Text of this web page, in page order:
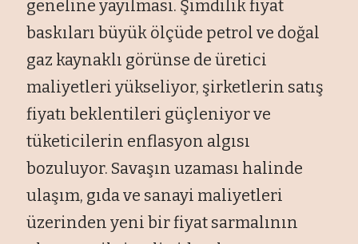
geneline yayılması. Şimdilik fiyat
baskıları büyük ölçüde petrol ve doğal
gaz kaynaklı görünse de üretici
maliyetleri yükseliyor, şirketlerin satış
fiyatı beklentileri güçleniyor ve
tüketicilerin enflasyon algısı
bozuluyor. Savaşın uzaması halinde
ulaşım, gıda ve sanayi maliyetleri
üzerinden yeni bir fiyat sarmalının